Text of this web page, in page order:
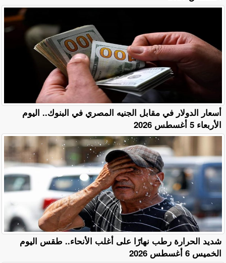
أسعار الدولار في مقابل الجنيه المصري في البنوك.. اليوم
الأربعاء 5 أغسطس 2026
​شديد الحرارة رطب نهارًا على أغلب الأنحاء.. طقس اليوم
الخميس 6 أغسطس 2026